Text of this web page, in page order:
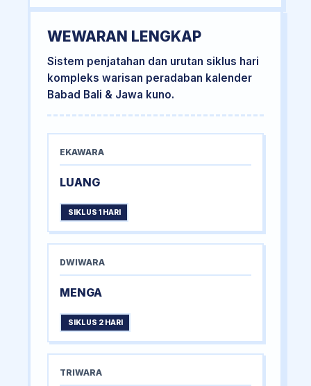
WEWARAN LENGKAP
Sistem penjatahan dan urutan siklus hari
kompleks warisan peradaban kalender
Babad Bali & Jawa kuno.
EKAWARA
LUANG
SIKLUS 1 HARI
DWIWARA
MENGA
SIKLUS 2 HARI
TRIWARA